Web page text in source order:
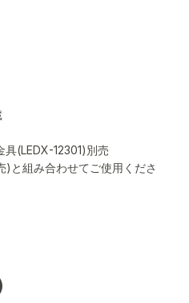
(LEDX-12301)別売
)と組み合わせてご使用くださ